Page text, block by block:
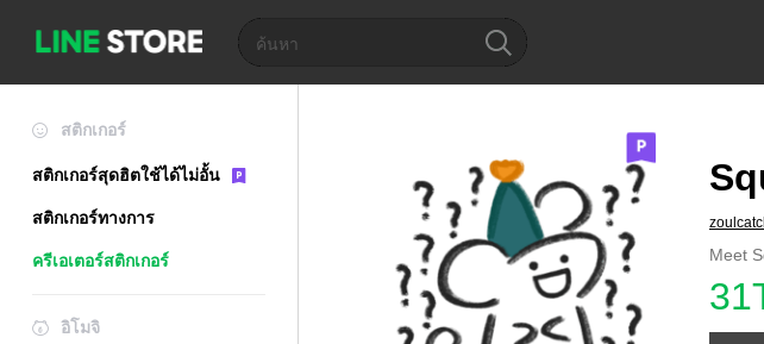
สติกเกอร์
สติกเกอร์สุดฮิตใช้ได้ไม่อั้น
สติกเกอร์ทางการ
ครีเอเตอร์สติกเกอร์
อิโมจิ
Meet